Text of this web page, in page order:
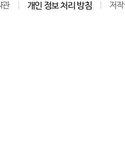
관 개인 정보 처리 방침 저